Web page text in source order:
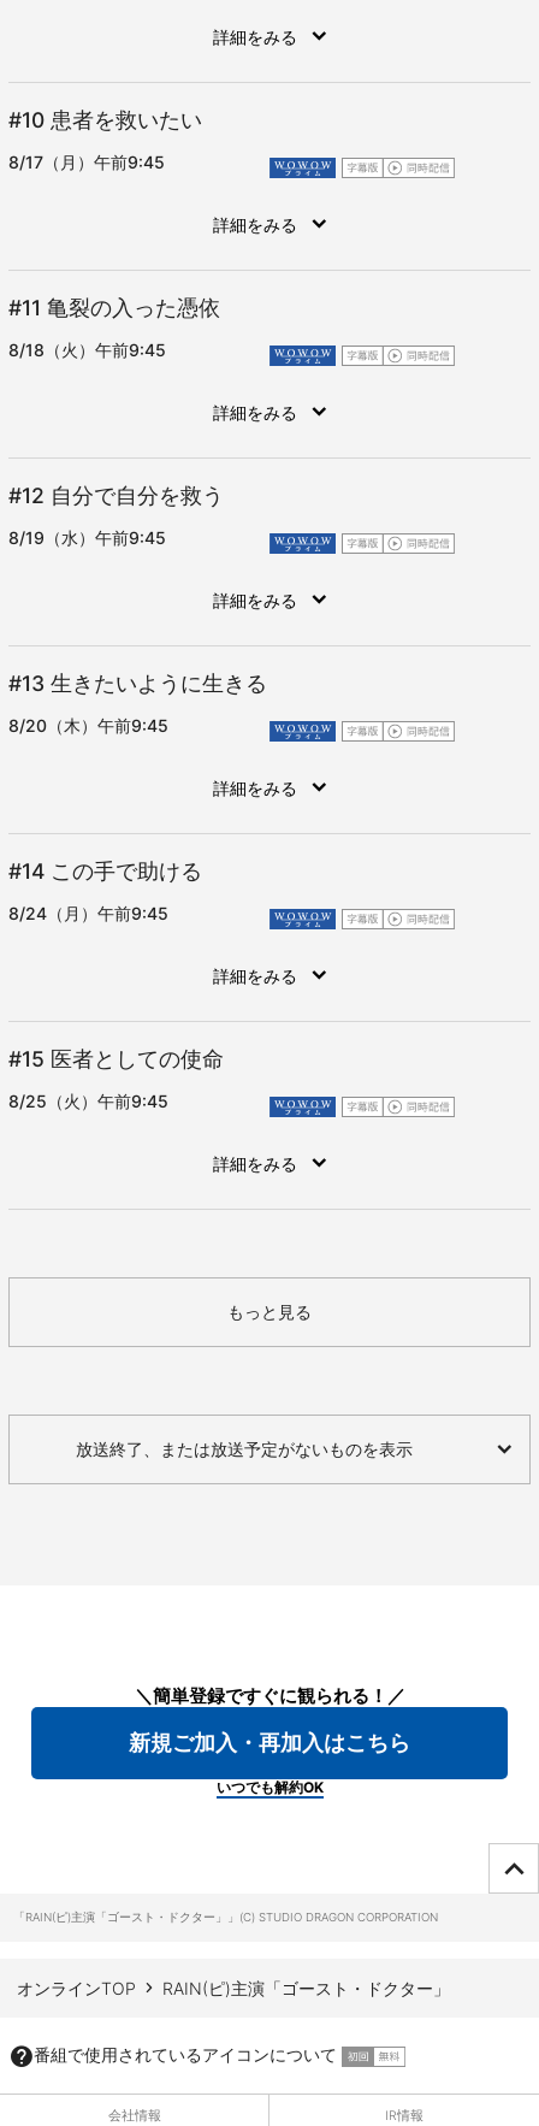
詳細をみる
#10 患者を救いたい
8/17（月）午前9:45
詳細をみる
#11 亀裂の入った憑依
8/18（火）午前9:45
詳細をみる
#12 自分で自分を救う
8/19（水）午前9:45
詳細をみる
#13 生きたいように生きる
8/20（木）午前9:45
詳細をみる
#14 この手で助ける
8/24（月）午前9:45
詳細をみる
#15 医者としての使命
8/25（火）午前9:45
詳細をみる
もっと見る
放送終了、または放送予定がないものを表示
＼簡単登録ですぐに観られる！／
新規ご加入・再加入はこちら
いつでも解約OK
「RAIN(ピ)主演「ゴースト・ドクター」」(C) STUDIO DRAGON CORPORATION
オンラインTOP RAIN(ピ)主演「ゴースト・ドクター」
番組で使用されているアイコンについて
会社情報 IR情報